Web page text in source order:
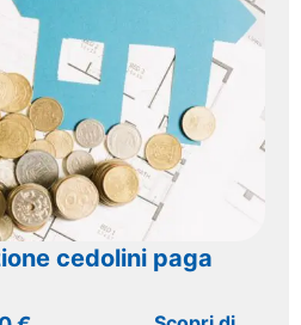
cedolini paga